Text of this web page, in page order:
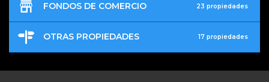
FONDOS DE COMERCIO 23 propiedades
OTRAS PROPIEDADES 17 propiedades